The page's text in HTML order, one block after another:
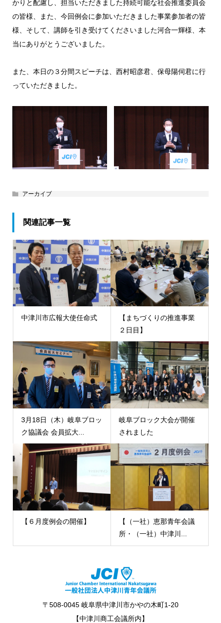
かりと配慮し、担当いただきました持続可能な社会推進委員会
の皆様、また、今回例会に参加いただきました事業参加者の皆
様、そして、講師を引き受けてくださいました河合一輝様、本
当にありがとうございました。
また、本日の３分間スピーチは、西村昭彦君、保母陽伺君に行
っていただきました。
アーカイブ
関連記事一覧
中津川市広報大使任命式
【まちづくりの推進事業
２日目】
3月18日（木）岐阜ブロッ
ク協議会 会員拡大...
岐阜ブロック大会が開催
されました
【６月度例会の開催】
【（一社）恵那青年会議
所・（一社）中津川...
〒508-0045 岐阜県中津川市かやの木町1-20
【中津川商工会議所内】